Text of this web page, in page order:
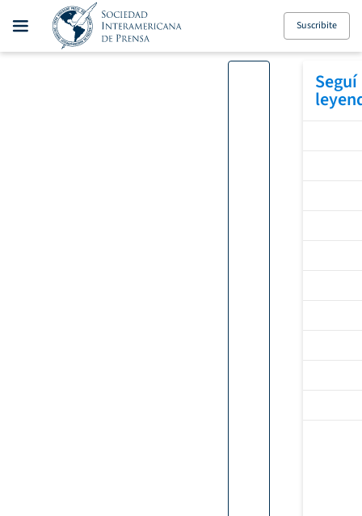
Suscribite
Seguí